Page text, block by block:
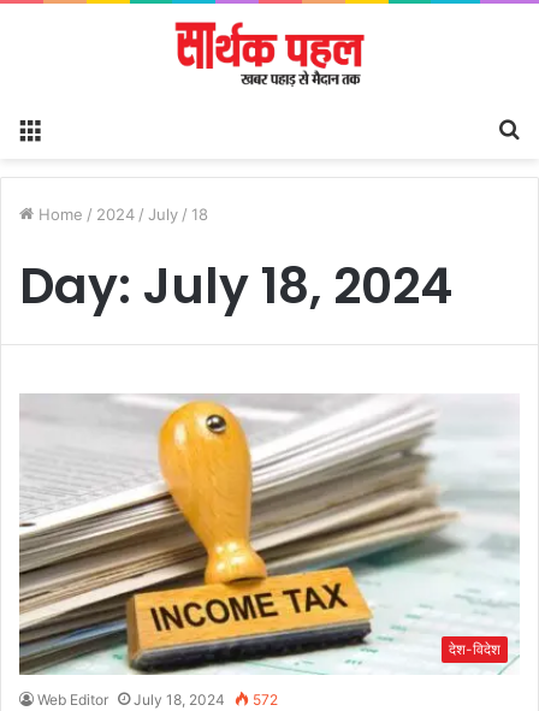
Home / 2024 / July / 18
Day: July 18, 2024
देश-विदेश
Web Editor July 18, 2024 572